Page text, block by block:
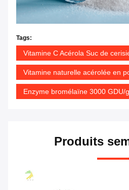
Tags:
Vitamine C Acérola Suc de
Vitamine naturelle acérolée en
Enzyme bromélaïne 3000 GDU/g
Produits